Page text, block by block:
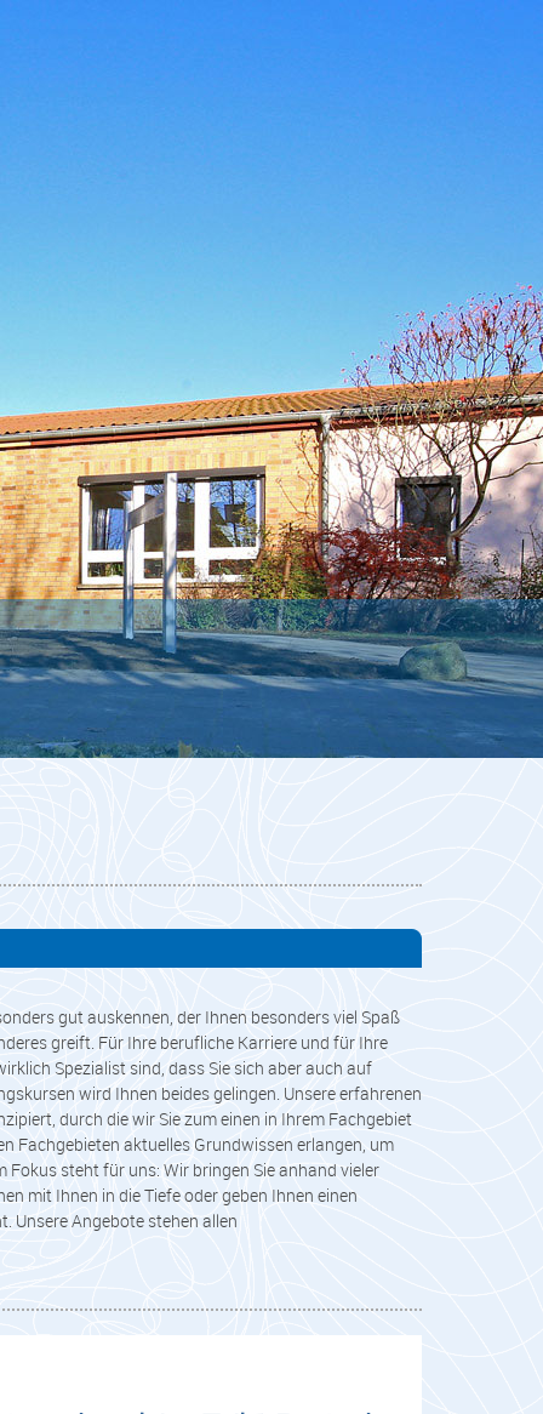
gut auskennen, der Ihnen besonders viel Spaß
greift. Für Ihre berufliche Karriere und für Ihre
Spezialist sind, dass Sie sich aber auch auf
wird Ihnen beides gelingen. Unsere erfahrenen
durch die wir Sie zum einen in Ihrem Fachgebiet
Fachgebieten aktuelles Grundwissen erlangen, um
steht für uns: Wir bringen Sie anhand vieler
mit Ihnen in die Tiefe oder geben Ihnen einen
Unsere Angebote stehen allen